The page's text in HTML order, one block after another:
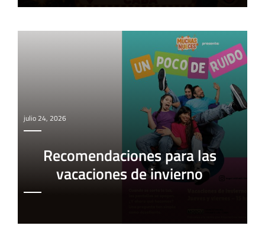
julio 24, 2026
Recomendaciones para las
vacaciones de invierno